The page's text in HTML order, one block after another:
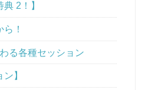
2！】
！
る各種セッション
】